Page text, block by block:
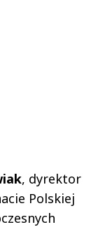
, dyrektor
Polskiej